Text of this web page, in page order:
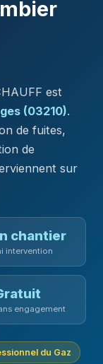
est
(03210).
de fuites,
de
sur
chantier
intervention
engagement
du Gaz